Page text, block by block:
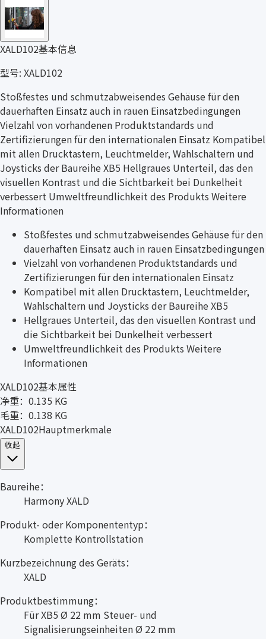
XALD102基本信息
型号: XALD102
Stoßfestes und schmutzabweisendes Gehäuse für den
dauerhaften Einsatz auch in rauen Einsatzbedingungen
Vielzahl von vorhandenen Produktstandards und
Zertifizierungen für den internationalen Einsatz Kompatibel
mit allen Drucktastern, Leuchtmelder, Wahlschaltern und
Joysticks der Baureihe XB5 Hellgraues Unterteil, das den
visuellen Kontrast und die Sichtbarkeit bei Dunkelheit
verbessert Umweltfreundlichkeit des Produkts Weitere
Informationen
Stoßfestes und schmutzabweisendes Gehäuse für den
dauerhaften Einsatz auch in rauen Einsatzbedingungen
Vielzahl von vorhandenen Produktstandards und
Zertifizierungen für den internationalen Einsatz
Kompatibel mit allen Drucktastern, Leuchtmelder,
Wahlschaltern und Joysticks der Baureihe XB5
Hellgraues Unterteil, das den visuellen Kontrast und
die Sichtbarkeit bei Dunkelheit verbessert
Umweltfreundlichkeit des Produkts Weitere
Informationen
XALD102基本属性
净重：0.135 KG
毛重：0.138 KG
XALD102Hauptmerkmale
收起
Baureihe：
Harmony XALD
Produkt- oder Komponententyp：
Komplette Kontrollstation
Kurzbezeichnung des Geräts：
XALD
Produktbestimmung：
Für XB5 Ø 22 mm Steuer- und
Signalisierungseinheiten Ø 22 mm